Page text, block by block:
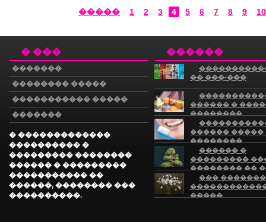
����� 1 2 3 4 5 6 7 8 9 10
� ���
�������
�������� �����
����������� �����
�������
� �������������
���������� �
��������� ��������
������ � ���������
����������� ��
������, �������� ���
����������.
������
�� ���-���
������ �
��������
������ �����
��������
�������������� �
���������
�������� ��
���
��� �������
�����